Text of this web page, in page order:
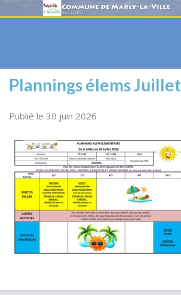
Plannings élems Juillet
Publié le 30 juin 2026